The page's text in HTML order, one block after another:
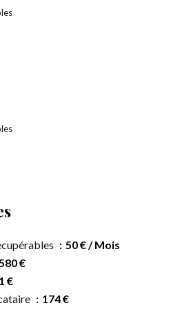
50 € / Mois
€
€
174 €